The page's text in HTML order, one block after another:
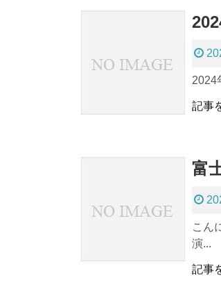
2024
記事
富
こん
演...
記事